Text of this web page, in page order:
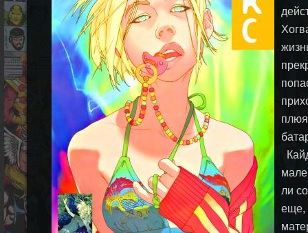
ли
еще,